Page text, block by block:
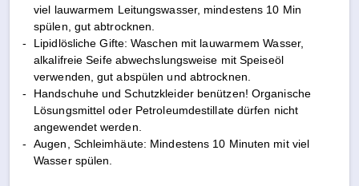
viel lauwarmem Leitungswasser, mindestens 10 Min
spülen, gut abtrocknen.
-
Lipidlösliche Gifte: Waschen mit lauwarmem Wasser,
alkalifreie Seife abwechslungsweise mit Speiseöl
verwenden, gut abspülen und abtrocknen.
-
Handschuhe und Schutzkleider benützen! Organische
Lösungsmittel oder Petroleumdestillate dürfen nicht
angewendet werden.
-
Augen, Schleimhäute: Mindestens 10 Minuten mit viel
Wasser spülen.